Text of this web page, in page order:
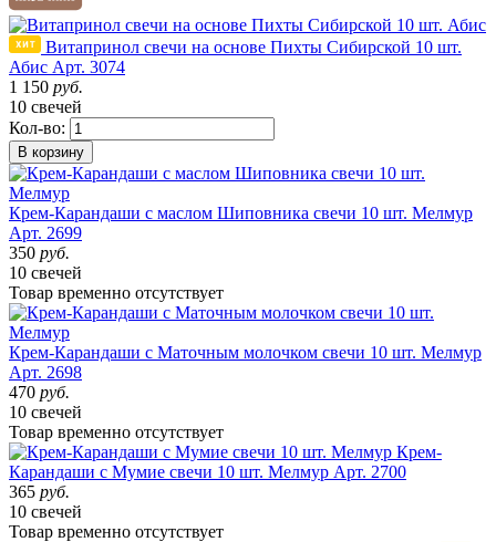
Витапринол свечи на основе Пихты Сибирской 10 шт.
Абис Арт. 3074
1 150 руб.
10 свечей
Кол-во:
В корзину
Крем-Карандаши с маслом Шиповника свечи 10 шт. Мелмур
Арт. 2699
350 руб.
10 свечей
Товар временно отсутствует
Крем-Карандаши с Маточным молочком свечи 10 шт. Мелмур
Арт. 2698
470 руб.
10 свечей
Товар временно отсутствует
Крем-
Карандаши с Мумие свечи 10 шт. Мелмур Арт. 2700
365 руб.
10 свечей
Товар временно отсутствует